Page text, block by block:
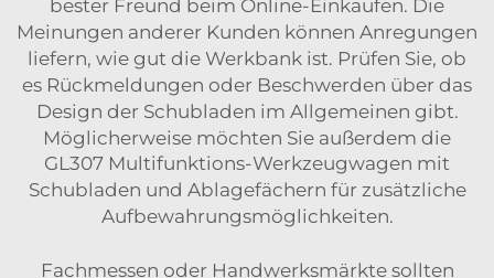
bester Freund beim Online-Einkaufen. Die
Meinungen anderer Kunden können Anregungen
liefern, wie gut die Werkbank ist. Prüfen Sie, ob
es Rückmeldungen oder Beschwerden über das
Design der Schubladen im Allgemeinen gibt.
Möglicherweise möchten Sie außerdem die
GL307 Multifunktions-Werkzeugwagen mit
Schubladen und Ablagefächern für zusätzliche
Aufbewahrungsmöglichkeiten.
Fachmessen oder Handwerksmärkte sollten